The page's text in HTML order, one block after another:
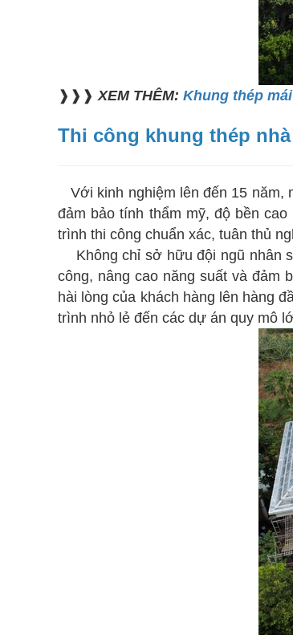
❱❱❱XEM THÊM: Khung thép
Thi công khung thép
Với kinh nghiệm lên đến 15
đảm bảo tính thẩm mỹ, độ bền
trình thi công chuẩn xác, tuân thủ
Không chỉ sở hữu đội ngũ nhân
công, nâng cao năng suất và đảm
hài lòng của khách hàng lên hàng
trình nhỏ lẻ đến các dự án quy mô